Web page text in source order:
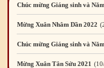
Chúc mừng Giáng sinh và
Mừng Xuân Nhâm Dần 2022
Chúc mừng Giáng sinh và
Mừng Xuân Tân Sửu 2021 10